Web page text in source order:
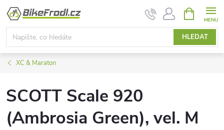
Přejít
obsah
HLEDAT
NÁKUPNÍ
KOŠÍK
XC & Maraton
SCOTT Scale 920
(Ambrosia Green), vel. M